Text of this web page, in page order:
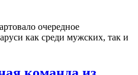
очередное
как среди мужских, так и